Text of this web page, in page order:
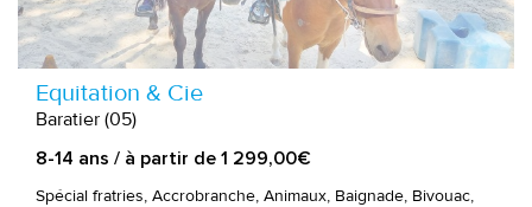
Equitation & Cie
Baratier (05)
8-14 ans / à partir de 1 299,00€
Spécial fratries, Accrobranche, Animaux, Baignade, Bivouac,